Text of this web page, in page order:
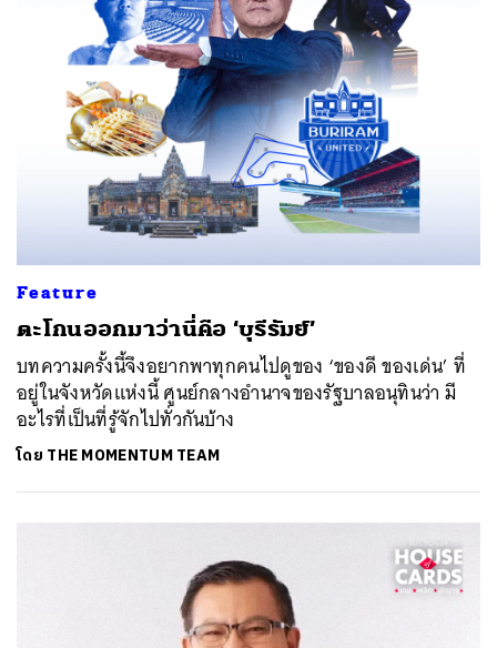
Feature
ตะโกนออกมาว่านี่คือ ‘บุรีรัมย์’
บทความครั้งนี้จึงอยากพาทุกคนไปดูของ ‘ของดี ของเด่น’ ที่
อยู่ในจังหวัดแห่งนี้ ศูนย์กลางอำนาจของรัฐบาลอนุทินว่า มี
อะไรที่เป็นที่รู้จักไปทั่วกันบ้าง
โดย THE MOMENTUM TEAM